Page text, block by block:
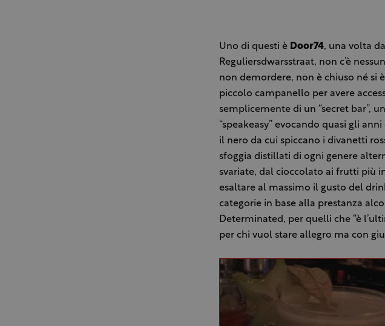
Uno di questi è Door74, una volta
Reguliersdwarsstraat, non c’è
non demordere, non è chiuso né si
piccolo campanello per avere
semplicemente di un “secret bar”,
“speakeasy” evocando quasi gli
il nero da cui spiccano i divanetti
sfoggia distillati di ogni genere
svariate, dal cioccolato ai frutti più
esaltare al massimo il gusto del
categorie in base alla prestanza
Determinated, per quelli che “è
per chi vuol stare allegro ma con